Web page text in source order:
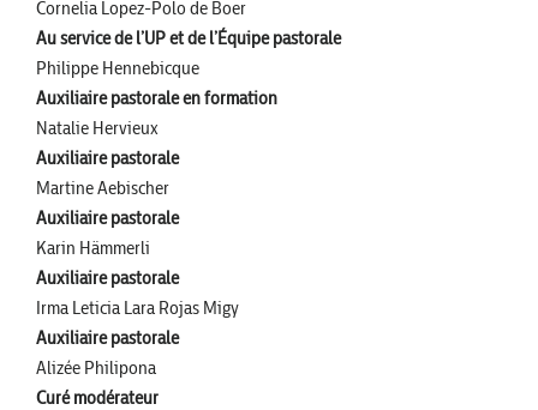
Cornelia Lopez-Polo de Boer
Au service de l’UP et de l’Équipe pastorale
Philippe Hennebicque
Auxiliaire pastorale en formation
Natalie Hervieux
Auxiliaire pastorale
Martine Aebischer
Auxiliaire pastorale
Karin Hämmerli
Auxiliaire pastorale
Irma Leticia Lara Rojas Migy
Auxiliaire pastorale
Alizée Philipona
Curé modérateur